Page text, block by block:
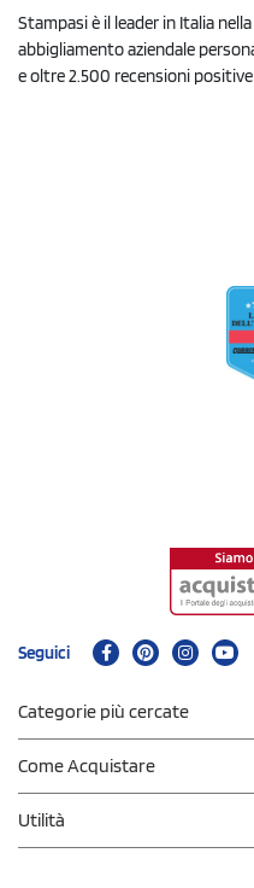
Stampasi è il leader in Italia
abbigliamento aziendale
e oltre 2.500 recensioni
Seguici
Categorie più cercate
Come Acquistare
Utilità